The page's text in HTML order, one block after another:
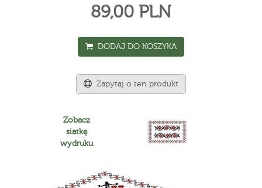
89,00 PLN
DODAJ DO KOSZYKA
Zapytaj o ten produkt
Zobacz
siatkę
wydruku